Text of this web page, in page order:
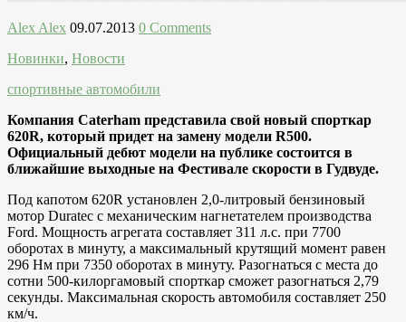
Alex Alex 09.07.2013 0 Comments
Новинки, Новости
спортивные автомобили
Компания Caterham представила свой новый спорткар
620R, который придет на замену модели R500.
Официальный дебют модели на публике состоится в
ближайшие выходные на Фестивале скорости в Гудвуде.
Под капотом 620R установлен 2,0-литровый бензиновый
мотор Duratec с механическим нагнетателем производства
Ford. Мощность агрегата составляет 311 л.с. при 7700
оборотах в минуту, а максимальный крутящий момент равен
296 Нм при 7350 оборотах в минуту. Разогнаться с места до
сотни 500-килоргамовый спорткар сможет разогнаться 2,79
секунды. Максимальная скорость автомобиля составляет 250
км/ч.